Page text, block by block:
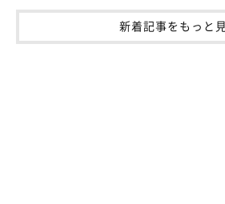
新着記事をもっと